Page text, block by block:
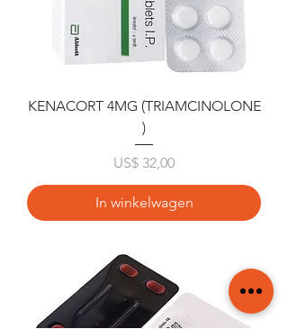
KENACORT 4MG (TRIAMCINOLONE
)
Prijs
US$ 32,00
In winkelwagen